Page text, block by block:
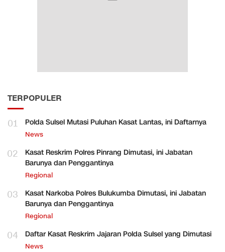
TERPOPULER
01 Polda Sulsel Mutasi Puluhan Kasat Lantas, ini Daftarnya
News
02
Kasat Reskrim Polres Pinrang Dimutasi, ini Jabatan
Barunya dan Penggantinya
Regional
03
Kasat Narkoba Polres Bulukumba Dimutasi, ini Jabatan
Barunya dan Penggantinya
Regional
04 Daftar Kasat Reskrim Jajaran Polda Sulsel yang Dimutasi
News